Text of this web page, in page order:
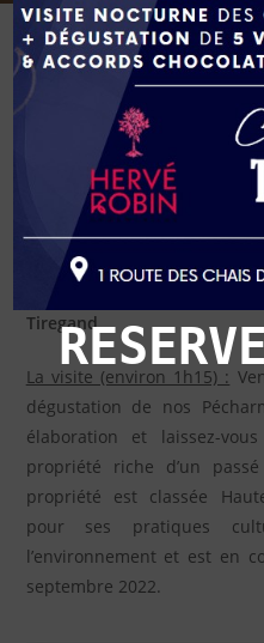
Les visites
Au coeur du Périgord
Bergerac, partez à la
Tiregand.
La visite (environ 1h15) :
dégustation de nos
élaboration et laissez-
propriété riche d’un
propriété est classée
pour ses pratiques
l’environnement et est en
septembre 2022.